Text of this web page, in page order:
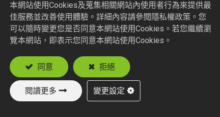
資料的蒐集與使用方式
為了提昇與本站使用者最佳的互動性服務(如：問卷
調查)，可能會請您提供相關個人的資料(如：電話、
為提供您豐富的互動體驗，本站系統將會記錄本站使
用者瀏覽器上的服務器訊息，如：IP地址、存取次數
及點選內容等，這些訊息將作為流量分析與使用行為
調查，用以提升本站之服務品質，以便為您提供更順
本網站使用Cookies及蒐集相關網站內使用者行為來提供最
佳服務並改善使用體驗。詳細內容請參閱隱私權政策。您
可以隨時變更您是否同意本網站使用Cookies。若您繼續瀏
覽本網站，即表示您同意本網站使用Cookies。
同意 拒絕
閱讀更多 變更設定